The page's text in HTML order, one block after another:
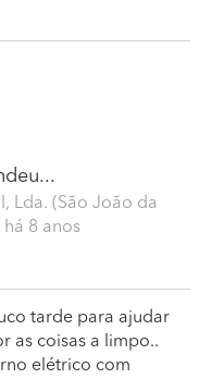
Lda. (São João da
há 8 anos
tarde para ajudar
as coisas a limpo..
elétrico com